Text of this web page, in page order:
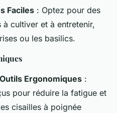
Faciles : Optez pour des
cultiver et à entretenir,
ou les basilics.
Ergonomiques :
pour réduire la fatigue et
cisailles à poignée